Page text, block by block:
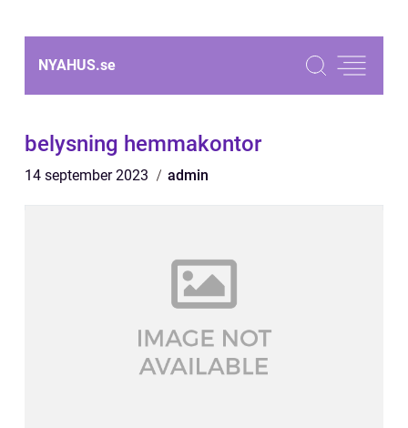
NYAHUS.se
belysning hemmakontor
14 september 2023 admin